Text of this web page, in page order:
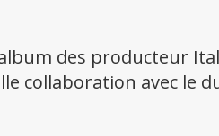
des producteur
collaboration avec le